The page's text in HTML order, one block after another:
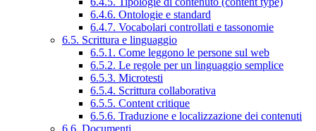
6.4.6. Ontologie e standard
6.4.7. Vocabolari controllati e tassonomie
6.5. Scrittura e linguaggio
6.5.1. Come leggono le persone sul web
6.5.2. Le regole per un linguaggio semplice
6.5.3. Microtesti
6.5.4. Scrittura collaborativa
6.5.5. Content critique
6.5.6. Traduzione e localizzazione dei contenuti
6.6. Documenti